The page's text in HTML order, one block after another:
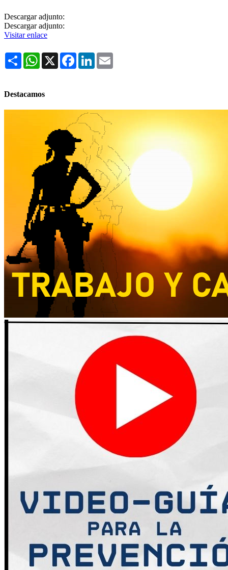
Descargar adjunto:
Descargar adjunto:
Visitar enlace
Share WhatsApp
X FacebookLinkedIn
Destacamos